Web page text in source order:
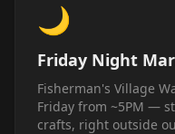
🌙
Friday Night
Fisherman's Village
Friday from ~5PM —
crafts, right outside